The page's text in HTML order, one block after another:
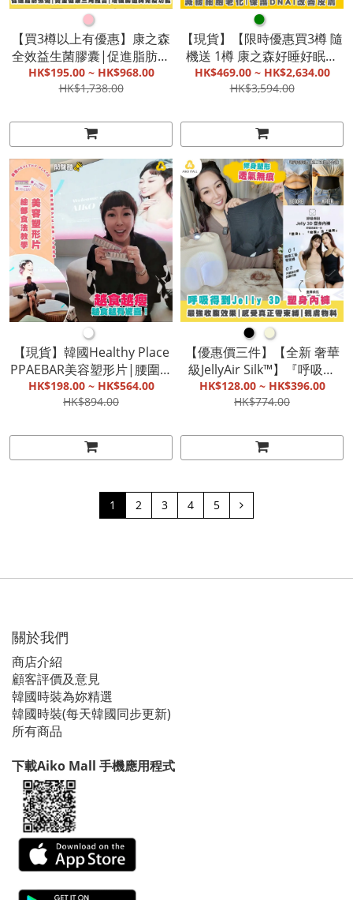
●
【買3樽以上有優惠】康之森
全效益生菌膠囊|促進脂肪燃
燒|黃金健康三角組合|增強
腸道與免疫功能【截單, 9月
HK$195.00 ~ HK$968.00
HK$1,738.00
●
【現貨】【限時優惠買3樽 隨
機送 1樽 康之森好睡好眠膠
囊 / 康之森關節康膠囊 / 康之
森全效益生菌膠囊】澳洲製
18000+(1樽 60 粒)|減緩細胞
老化|保護DNA|改善皮膚
HK$469.00 ~ HK$2,634.00
HK$3,594.00
●
【現貨】韓國Healthy Place
PPAEBAR美容塑形片|腰圍臀
圍減少BMI降低|減少體脂肪
HK$198.00 ~ HK$564.00
HK$894.00
●●
【優惠價三件】【全新 奢華
級JellyAir Silk™】『呼吸得
到』Jelly 3D 塑身內褲 (2尺碼
可選)|最強收腹效果|感受真
單, 9月底發貨】
HK$128.00 ~ HK$396.00
HK$774.00
1 2 3 4 5
關於我們
商店介紹
顧客評價及意見
韓國時裝為妳精選
韓國時裝(每天韓國同步更新)
所有商品
下載Aiko Mall 手機應用程式